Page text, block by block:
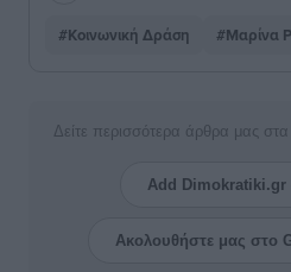
#Κοινωνική Δράση #Μαρίνα
Δείτε περισσότερα άρθρα μας
Add
Ακολουθήστε μας στο